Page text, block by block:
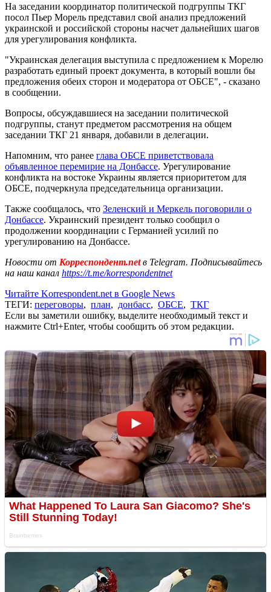
На заседании координатор политической подгруппы ТКГ
посол Пьер Морель представил свой анализ предложений
украинской и российской стороны насчет дальнейших шагов
для урегулирования конфликта.
"Украинская делегация выступила с предложением к Морелю
разработать единый проект документа, в который вошли бы
предложения обеих сторон и модератора от ОБСЕ", - сказано
в сообщении.
Вопросы, обсуждавшиеся на заседании политической
подгруппы, станут предметом рассмотрения на общем
заседании ТКГ 21 января, добавили в делегации.
Напомним, что ранее глава ОБСЕ приветствовала
объявленное перемирие на Донбассе. Урегулирование
конфликта на востоке Украины является приоритетом для
ОБСЕ, подчеркнула председательница организации.
Также сообщалось, что Зеленский и Меркель поговорили о
Донбассе. Украинский президент только сообщил о
продолжении координации с Германией усилий по
урегулированию на Донбассе.
Новости от Корреспондент.netв Telegram. Подписывайтесь
на наш канал https://t.me/korrespondentnet
Читайте Korrespondent.net в Google News
ТЕГИ: переговоры, план, донбасс, ОБСЕ, ТКГ
Если вы заметили ошибку, выделите необходимый текст и
нажмите Ctrl+Enter, чтобы сообщить об этом редакции.